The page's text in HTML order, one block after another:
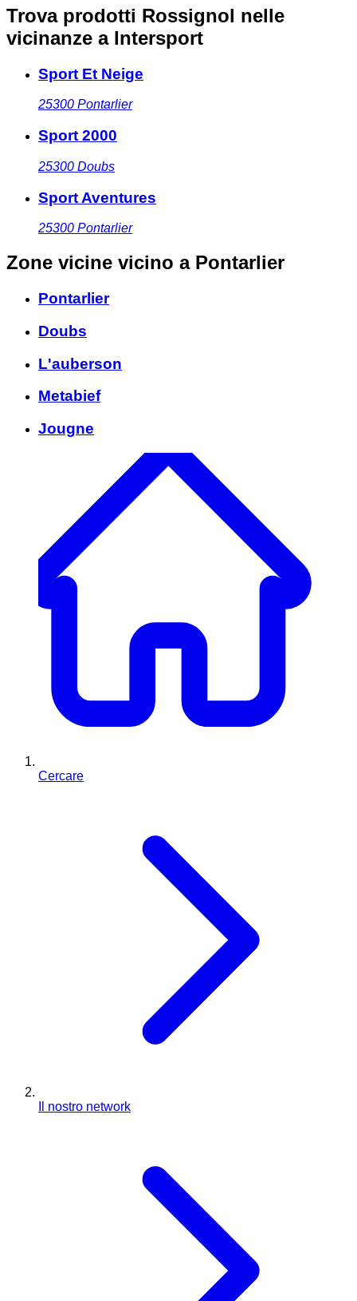
Trova prodotti Rossignol nelle
vicinanze a Intersport
Sport Et Neige
25300 Pontarlier
Sport 2000
25300 Doubs
Sport Aventures
25300 Pontarlier
Zone vicine vicino a Pontarlier
Pontarlier
Doubs
L'auberson
Metabief
Jougne
Cercare
Il nostro network